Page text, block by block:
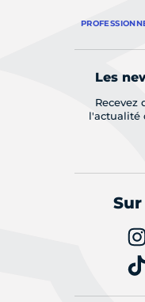
Les
Recevez
l'actualité